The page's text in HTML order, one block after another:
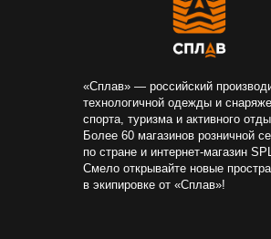
«Сплав» — российский
технологичной одежды и
спорта, туризма и активного
Более 60 магазинов розничной
по стране и интернет-магазин
Смело открывайте новые
в экипировке от «Сплав»!